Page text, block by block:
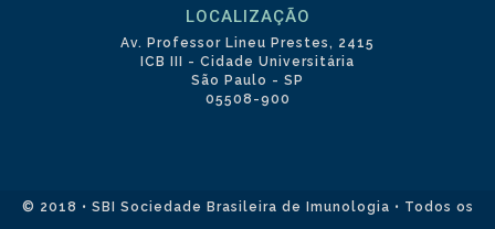
LOCALIZAÇÃO
Av. Professor Lineu Prestes, 2415
ICB III - Cidade Universitária
São Paulo - SP
05508-900
© 2018 • SBI Sociedade Brasileira de Imunologia • Todos os